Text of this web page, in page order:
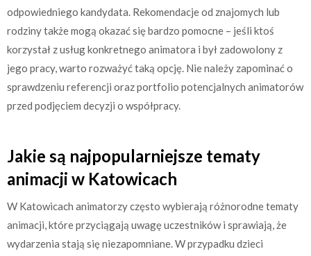
odpowiedniego kandydata. Rekomendacje od znajomych lub
rodziny także mogą okazać się bardzo pomocne – jeśli ktoś
korzystał z usług konkretnego animatora i był zadowolony z
jego pracy, warto rozważyć taką opcję. Nie należy zapominać o
sprawdzeniu referencji oraz portfolio potencjalnych animatorów
przed podjęciem decyzji o współpracy.
Jakie są najpopularniejsze tematy
animacji w Katowicach
W Katowicach animatorzy często wybierają różnorodne tematy
animacji, które przyciągają uwagę uczestników i sprawiają, że
wydarzenia stają się niezapomniane. W przypadku dzieci